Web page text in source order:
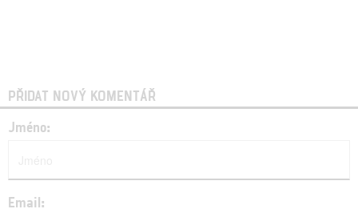
PŘIDAT NOVÝ KOMENTÁŘ
Jméno:
Email: